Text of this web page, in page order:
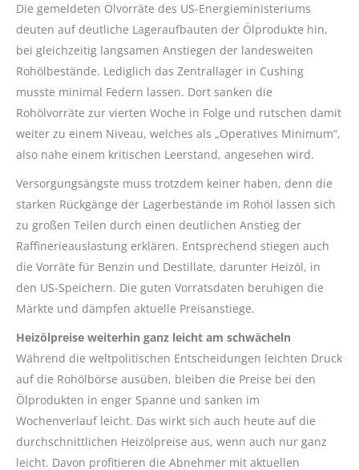
Die gemeldeten Ölvorräte des US-Energieministeriums
deuten auf deutliche Lageraufbauten der Ölprodukte hin,
bei gleichzeitig langsamen Anstiegen der landesweiten
Rohölbestände. Lediglich das Zentrallager in Cushing
musste minimal Federn lassen. Dort sanken die
Rohölvorräte zur vierten Woche in Folge und rutschen damit
weiter zu einem Niveau, welches als „Operatives Minimum“,
also nahe einem kritischen Leerstand, angesehen wird.
Versorgungsängste muss trotzdem keiner haben, denn die
starken Rückgänge der Lagerbestände im Rohöl lassen sich
zu großen Teilen durch einen deutlichen Anstieg der
Raffinerieauslastung erklären. Entsprechend stiegen auch
die Vorräte für Benzin und Destillate, darunter Heizöl, in
den US-Speichern. Die guten Vorratsdaten beruhigen die
Märkte und dämpfen aktuelle Preisanstiege.
Heizölpreise weiterhin ganz leicht am schwächeln
Während die weltpolitischen Entscheidungen leichten Druck
auf die Rohölbörse ausüben, bleiben die Preise bei den
Ölprodukten in enger Spanne und sanken im
Wochenverlauf leicht. Das wirkt sich auch heute auf die
durchschnittlichen Heizölpreise aus, wenn auch nur ganz
leicht. Davon profitieren die Abnehmer mit aktuellen